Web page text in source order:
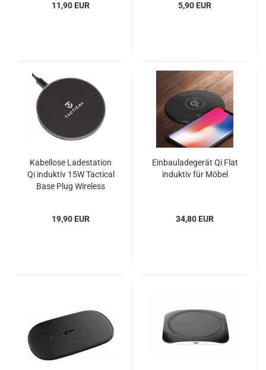
11,90 EUR 5,90 EUR
Kabellose Ladestation
Qi induktiv 15W Tactical
Base Plug Wireless
19,90 EUR
Einbauladegerät Qi Flat
induktiv für Möbel
34,80 EUR